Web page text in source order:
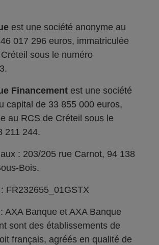
est une société anonyme au
017 296 euros, immatriculée
sous le numéro
Financement est une société
capital de 33 855 000 euros,
au RCS de Créteil sous le
211 244.
: 203/205 rue Carnot, 94 138
Bois.
FR232655_01GSTX
AXA Banque et AXA Banque
sont des établissements de
français, agréés en qualité de